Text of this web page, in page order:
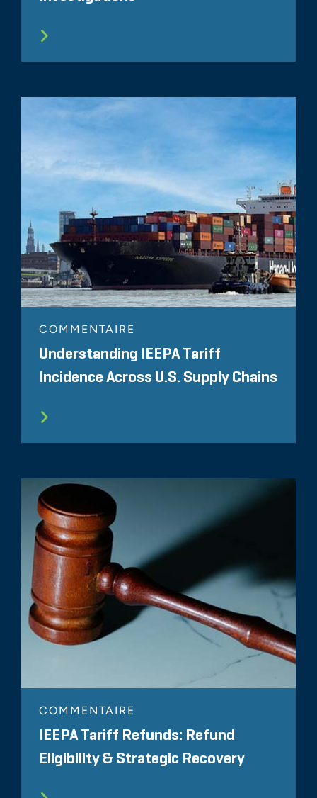
COMMENTAIRE
Understanding IEEPA Tariff
Incidence Across U.S. Supply Chains
COMMENTAIRE
IEEPA Tariff Refunds: Refund
Eligibility & Strategic Recovery